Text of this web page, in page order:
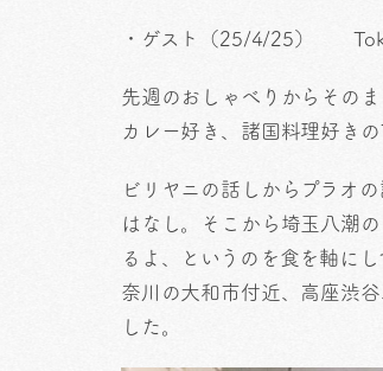
・ゲスト（25/4/25）
先週のおしゃべりからその
カレー好き、諸国料理好き
ビリヤニの話しからプラオ
はなし。そこから埼玉八潮
るよ、というのを食を軸に
奈川の大和市付近、高座渋
した。